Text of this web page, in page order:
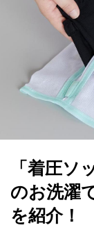
「着圧ソ
のお洗濯
を紹介！